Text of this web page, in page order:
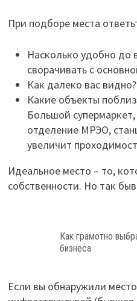
При подборе места
Насколько удобно до
сворачивать с
Как далеко вас видно?
Какие объекты
Большой
отделение МРЭО,
увеличит
Идеальное место – то,
собственности. Но так
Как грамотно
бизнеса
Если вы обнаружили